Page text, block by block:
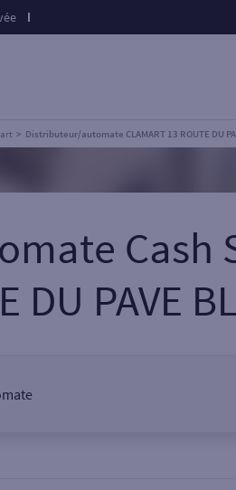
Distributeur/automate CLAMART 13 ROUTE DU
Cash
DU PAVE